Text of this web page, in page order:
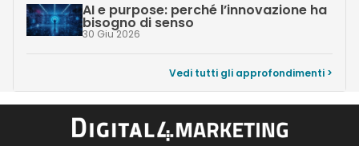
AI e purpose: perché l’innovazione ha
bisogno di senso
30 Giu 2026
Vedi tutti gli approfondimenti >